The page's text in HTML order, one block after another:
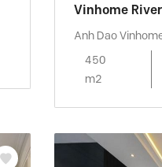
Vinhome
Anh Dao
450
m2